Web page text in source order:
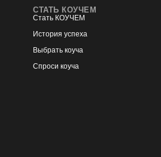
СТАТЬ КОУЧЕМ
Стать КОУЧЕМ
История успеха
Выбрать коуча
Спроси коуча